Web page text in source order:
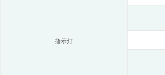
指示灯